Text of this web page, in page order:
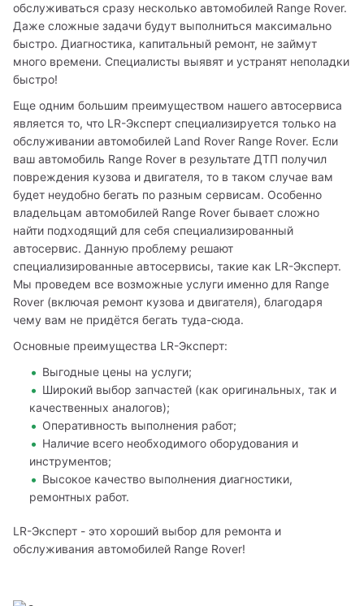
обслуживаться сразу несколько автомобилей Range Rover.
Даже сложные задачи будут выполниться максимально
быстро. Диагностика, капитальный ремонт, не займут
много времени. Специалисты выявят и устранят неполадки
быстро!
Еще одним большим преимуществом нашего автосервиса
является то, что LR-Эксперт специализируется только на
обслуживании автомобилей Land Rover Range Rover. Если
ваш автомобиль Range Rover в результате ДТП получил
повреждения кузова и двигателя, то в таком случае вам
будет неудобно бегать по разным сервисам. Особенно
владельцам автомобилей Range Rover бывает сложно
найти подходящий для себя специализированный
автосервис. Данную проблему решают
специализированные автосервисы, такие как LR-Эксперт.
Мы проведем все возможные услуги именно для Range
Rover (включая ремонт кузова и двигателя), благодаря
чему вам не придётся бегать туда-сюда.
Основные преимущества LR-Эксперт:
Выгодные цены на услуги;
Широкий выбор запчастей (как оригинальных, так и
качественных аналогов);
Оперативность выполнения работ;
Наличие всего необходимого оборудования и
инструментов;
Высокое качество выполнения диагностики,
ремонтных работ.
LR-Эксперт - это хороший выбор для ремонта и
обслуживания автомобилей Range Rover!